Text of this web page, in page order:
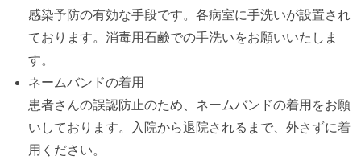
感染予防の有効な手段です。各病室に手洗いが設置され
ております。消毒用石鹸での手洗いをお願いいたしま
す。
ネームバンドの着用
患者さんの誤認防止のため、ネームバンドの着用をお願
いしております。入院から退院されるまで、外さずに着
用ください。